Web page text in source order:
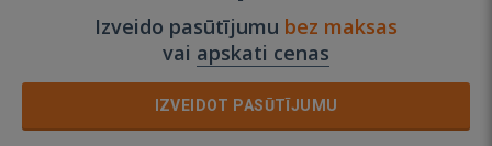
Izveido pasūtījumu bez maksas
vai apskati cenas
IZVEIDOT PASŪTĪJUMU